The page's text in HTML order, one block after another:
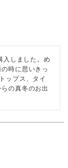
しました。め
時に思いきっ
ップス、タイ
の真冬のお出